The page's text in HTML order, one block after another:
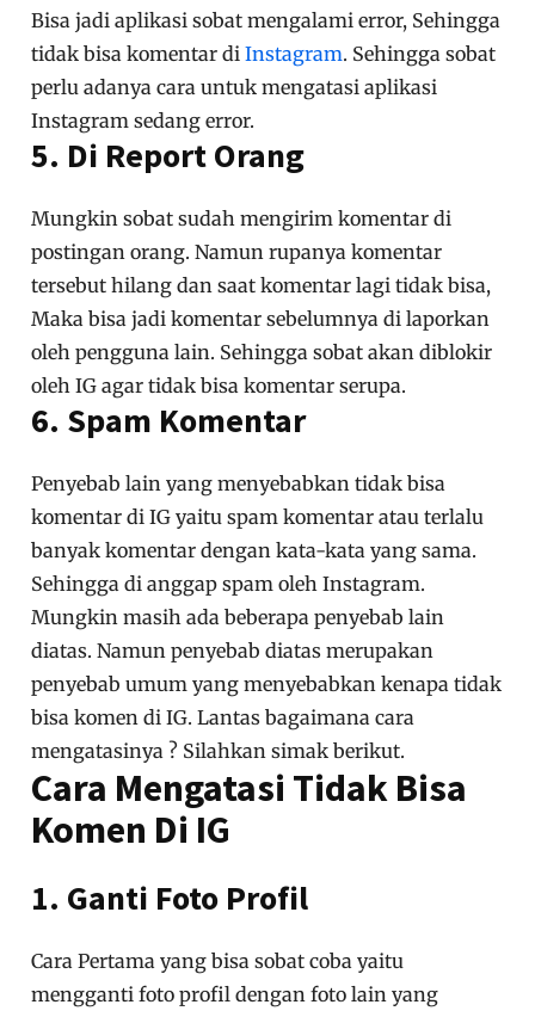
Bisa jadi aplikasi sobat mengalami error, Sehingga
tidak bisa komentar diInstagram. Sehingga sobat
perlu adanya cara untuk mengatasi aplikasi
Instagram sedang error.
5. Di Report Orang
Mungkin sobat sudah mengirim komentar di
postingan orang. Namun rupanya komentar
tersebut hilang dan saat komentar lagi tidak bisa,
Maka bisa jadi komentar sebelumnya di laporkan
oleh pengguna lain. Sehingga sobat akan diblokir
oleh IG agar tidak bisa komentar serupa.
6. Spam Komentar
Penyebab lain yang menyebabkan tidak bisa
komentar di IG yaitu spam komentar atau terlalu
banyak komentar dengan kata-kata yang sama.
Sehingga di anggap spam oleh Instagram.
Mungkin masih ada beberapa penyebab lain
diatas. Namun penyebab diatas merupakan
penyebab umum yang menyebabkan kenapa tidak
bisa komen di IG. Lantas bagaimana cara
mengatasinya ? Silahkan simak berikut.
Cara Mengatasi Tidak Bisa
Komen Di IG
1. Ganti Foto Profil
Cara Pertama yang bisa sobat coba yaitu
mengganti foto profil dengan foto lain yang